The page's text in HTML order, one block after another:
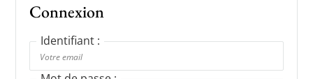
Connexion
Identifiant :